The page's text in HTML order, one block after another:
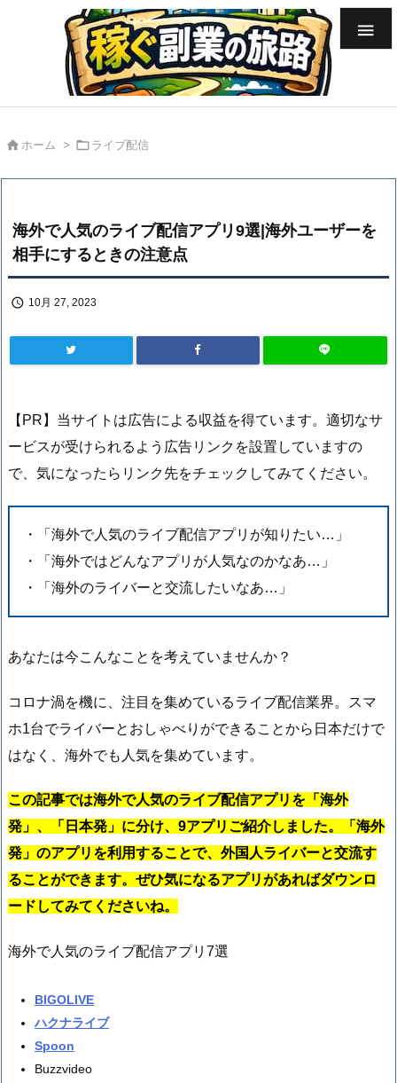

 ホーム >  ライブ配信
海外で人気のライブ配信アプリ9選|海外ユーザーを
相手にするときの注意点
 10月 27, 2023
【PR】当サイトは広告による収益を得ています。適切なサ
ービスが受けられるよう広告リンクを設置していますの
で、気になったらリンク先をチェックしてみてください。
・「海外で人気のライブ配信アプリが知りたい…」
・「海外ではどんなアプリが人気なのかなあ…」
・「海外のライバーと交流したいなあ…」
あなたは今こんなことを考えていませんか？
コロナ渦を機に、注目を集めているライブ配信業界。スマ
ホ1台でライバーとおしゃべりができることから日本だけで
はなく、海外でも人気を集めています。
この記事では海外で人気のライブ配信アプリを「海外
発」、「日本発」に分け、9アプリご紹介しました。「海外
発」のアプリを利用することで、外国人ライバーと交流す
ることができます。ぜひ気になるアプリがあればダウンロ
ードしてみてくださいね。
海外で人気のライブ配信アプリ7選
BIGOLIVE
ハクナライブ
Spoon
Buzzvideo